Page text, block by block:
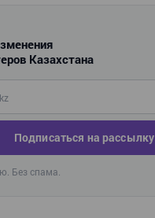
Казахстана
e-mail
Подписаться на рассылку
Без спама.